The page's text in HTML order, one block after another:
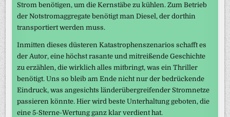
Strom benötigen, um die Kernstäbe zu kühlen. Zum Betrieb
der Notstromaggregate benötigt man Diesel, der dorthin
transportiert werden muss.
Inmitten dieses düsteren Katastrophenszenarios schafft es
der Autor, eine höchst rasante und mitreißende Geschichte
zu erzählen, die wirklich alles mitbringt, was ein Thriller
benötigt. Uns so bleib am Ende nicht nur der bedrückende
Eindruck, was angesichts länderübergreifender Stromnetze
passieren könnte. Hier wird beste Unterhaltung geboten, die
eine 5-Sterne-Wertung ganz klar verdient hat.